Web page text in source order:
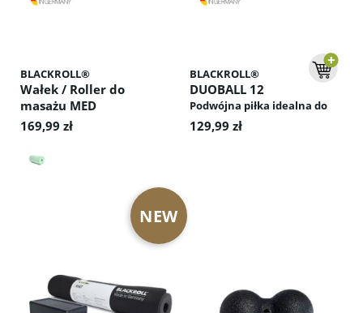
BLACKROLL®
Wałek / Roller do
masażu MED
Rolka Wałek do masażu -
najniższa twardość
169,99 zł
BLACKROLL®
DUOBALL 12
Podwójna piłka idealna do
masażu mięśni wzdłuż
kręgosłupa – skuteczna
129,99 zł
NEW